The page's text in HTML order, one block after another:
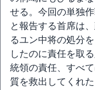
せる。今回の単独
と報告する首席は
るユン中将の処分
したのに責任を取
統領の責任、すべ
質を救出してくれ